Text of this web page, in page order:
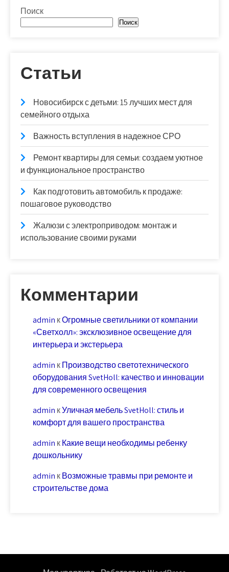
Поиск
Поиск
Статьи
Новосибирск с детьми: 15 лучших мест для
семейного отдыха
Важность вступления в надежное СРО
Ремонт квартиры для семьи: создаем уютное
и функциональное пространство
Как подготовить автомобиль к продаже:
пошаговое руководство
Жалюзи с электроприводом: монтаж и
использование своими руками
Комментарии
admin кОгромные светильники от компании
«Светхолл»: эксклюзивное освещение для
интерьера и экстерьера
admin кПроизводство светотехнического
оборудования SvetHoll: качество и инновации
для современного освещения
admin кУличная мебель SvetHoll: стиль и
комфорт для вашего пространства
admin кКакие вещи необходимы ребенку
дошкольнику
admin кВозможные травмы при ремонте и
строительстве дома